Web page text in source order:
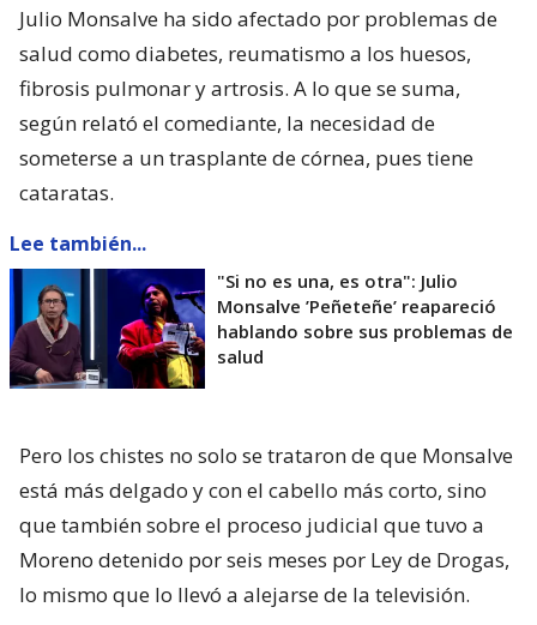
Julio Monsalve ha sido afectado por problemas de
salud como diabetes, reumatismo a los huesos,
fibrosis pulmonar y artrosis. A lo que se suma,
según relató el comediante, la necesidad de
someterse a un trasplante de córnea, pues tiene
cataratas.
Lee también...
"Si no es una, es otra": Julio
Monsalve ’Peñeteñe’ reapareció
hablando sobre sus problemas de
salud
Pero los chistes no solo se trataron de que Monsalve
está más delgado y con el cabello más corto, sino
que también sobre el proceso judicial que tuvo a
Moreno detenido por seis meses por Ley de Drogas,
lo mismo que lo llevó a alejarse de la televisión.